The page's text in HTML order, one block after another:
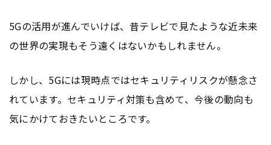
5Gの活用が進んでいけば、昔テレビで見たような近未来
の世界の実現もそう遠くはないかもしれません。
しかし、5Gには現時点ではセキュリティリスクが懸念さ
れています。セキュリティ対策も含めて、今後の動向も
気にかけておきたいところです。